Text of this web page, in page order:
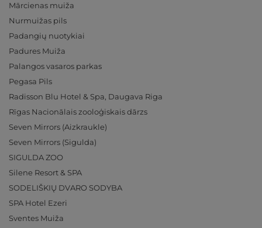
Mārcienas muiža
Nurmuižas pils
Padangių nuotykiai
Padures Muiža
Palangos vasaros parkas
Pegasa Pils
Radisson Blu Hotel & Spa, Daugava Riga
Rīgas Nacionālais zooloģiskais dārzs
Seven Mirrors (Aizkraukle)
Seven Mirrors (Sigulda)
SIGULDA ZOO
Silene Resort & SPA
SODELIŠKIŲ DVARO SODYBA
SPA Hotel Ezeri
Sventes Muiža